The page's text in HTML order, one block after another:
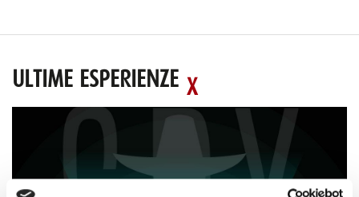
ULTIME ESPERIENZE